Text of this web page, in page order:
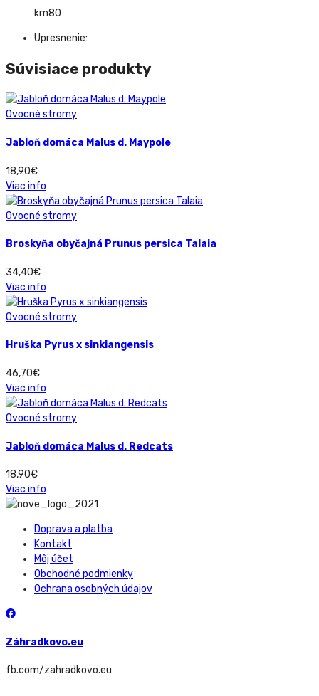
km80
Upresnenie:
Súvisiace produkty
Ovocné stromy
Jabloň domáca Malus d. Maypole
18,90€
Viac info
Ovocné stromy
Broskyňa obyčajná Prunus persica Talaia
34,40€
Viac info
Ovocné stromy
Hruška Pyrus x sinkiangensis
46,70€
Viac info
Ovocné stromy
Jabloň domáca Malus d. Redcats
18,90€
Viac info
Doprava a platba
Kontakt
Môj účet
Obchodné podmienky
Ochrana osobných údajov
Záhradkovo.eu
fb.com/zahradkovo.eu